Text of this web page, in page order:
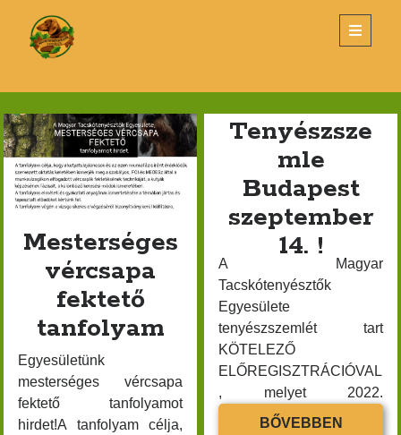
Magyar
Tacskótenyésztők
Egyesülete
open
primary
Sidebar
Search
LEGUTÓBBI BEJEGYZÉSEK
Tenyészszemle Budapest
Éves Klubvacsora és Díjkiosztó – 2026. március 26.
Új alombejelentő nyomtatvány
TENYÉSZSZEMLE- SZENTLŐRINC
Tacskók világkiállítása Budapesten – találkozzunk a
Hungexpón
Magyar
Tacskótenyésztők
Egyesülete
Posts
Mesterséges
vércsapa
fektető
tanfolyam
Egyesületünk
mesterséges vércsapa
fektető tanfolyamot
hirdet!A tanfolyam célja,
Tenyészsze
mle
Budapest
szeptember
14. !
A Magyar
Tacskótenyésztők
Egyesülete
tenyészszemlét tart
KÖTELEZŐ
ELŐREGISZTRÁCIÓVAL
, melyet 2022.
szeptember 12 , hétfő
BŐVEBBEN